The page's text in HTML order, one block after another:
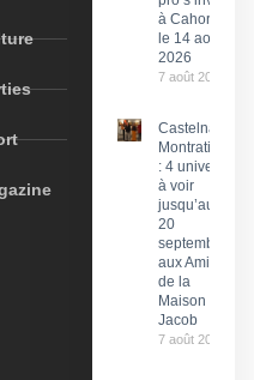
à Cahors
le 14 août
2026
7 août 2026
Castelnau-
Montratier
: 4 univers
à voir
jusqu’au
20
septembre
aux Amis
de la
Maison
Jacob
7 août 2026